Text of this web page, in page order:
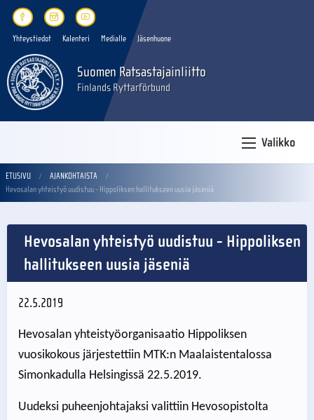
Yhteystiedot Kalenteri Medialle Jäsenhuone
Suomen Ratsastajainliitto
Finlands Ryttarförbund
Valikko
ETUSIVU
AJANKOHTAISTA
Hevosalan yhteistyö uudistuu - Hippoliksen hallitukseen uusia jäseniä
Hevosalan yhteistyö uudistuu - Hippoliksen
hallitukseen uusia jäseniä
22.5.2019
Hevosalan yhteistyöorganisaatio Hippoliksen
vuosikokous järjestettiin MTK:n Maalaistentalossa
Simonkadulla Helsingissä 22.5.2019.
Uudeksi puheenjohtajaksi valittiin Hevosopistolta